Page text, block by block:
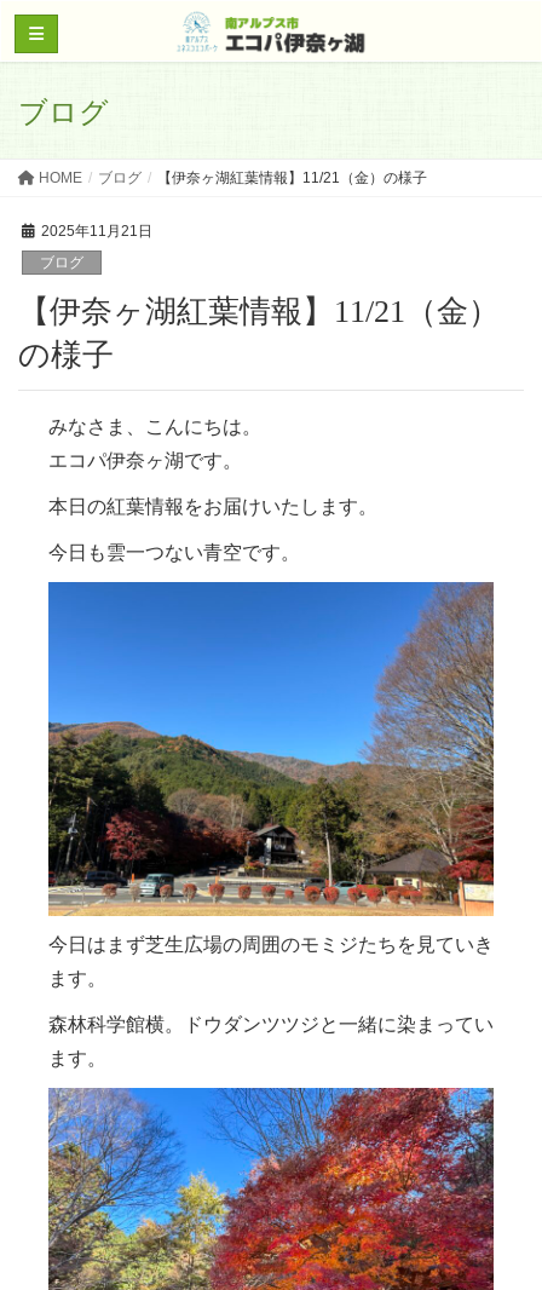
ブログ
HOME ブログ 【伊奈ヶ湖紅葉情報】11/21（金）の様子
2025年11月21日
ブログ
【伊奈ヶ湖紅葉情報】11/21（金）
の様子
みなさま、こんにちは。
エコパ伊奈ヶ湖です。
本日の紅葉情報をお届けいたします。
今日も雲一つない青空です。
今日はまず芝生広場の周囲のモミジたちを見ていき
ます。
森林科学館横。ドウダンツツジと一緒に染まってい
ます。